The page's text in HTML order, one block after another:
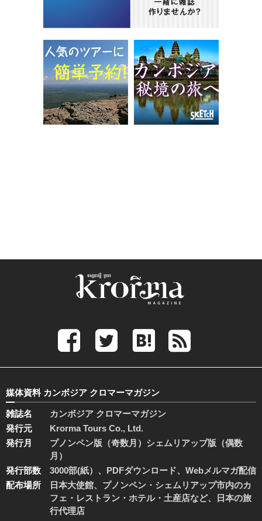
媒体資料 カンボジア クロマーマガジン
雑誌名
カンボジア クロマーマガジン
発行元
Krorma Tours Co., Ltd.
発行月
プノンペン版（奇数月）シェムリアップ版（偶数
月）
発行部数
3000部(紙）、PDFダウンロード、Webメルマガ配信
配布場所
日本大使館、プノンペン・シェムリアップ市内のカ
フェ・レストラン・ホテル・土産店など、日本の旅
行代理店